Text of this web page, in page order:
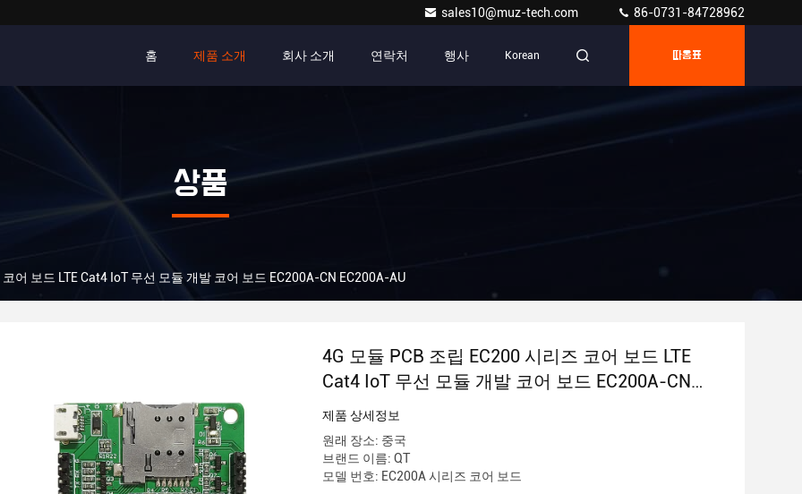
sales10@muz-tech.com 86-0731-84728962
홈 제품 소개 회사 소개 연락처 행사 Korean 따옴표
상품
어 보드 LTE Cat4 IoT 무선 모듈 개발 코어 보드 EC200A-CN EC200A-AU
4G 모듈 PCB 조립 EC200 시리즈 코어 보드 LTE
Cat4 IoT 무선 모듈 개발 코어 보드 EC200A-CN
EC200A-AU
제품 상세정보
원래 장소: 중국
브랜드 이름: QT
모델 번호: EC200A 시리즈 코어 보드